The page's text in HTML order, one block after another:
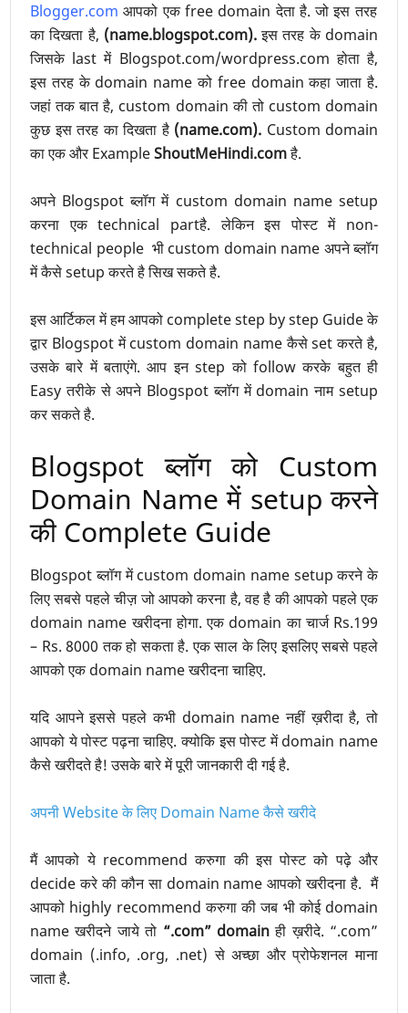
Blogger.com आपको एक free domain देता है. जो इस तरह
का दिखता है, (name.blogspot.com).इस तरह के domain
जिसके last में Blogspot.com/wordpress.com होता है,
इस तरह के domain name को free domain कहा जाता है.
जहां तक बात है, custom domain की तो custom domain
कुछ इस तरह का दिखता है (name.com). Custom domain
का एक और ExampleShoutMeHindi.comहै.
अपने Blogspot ब्लॉग में custom domain name setup
करना एक technical partहै. लेकिन इस पोस्ट में non-
technical people भी custom domain name अपने ब्लॉग
में कैसे setup करते है सिख सकते है.
इस आर्टिकल में हम आपको complete step by step Guide के
द्वार Blogspot में custom domain name कैसे set करते है,
उसके बारे में बताएंगे. आप इन step को follow करके बहुत ही
Easy तरीके से अपने Blogspot ब्लॉग में domain नाम setup
कर सकते है.
Blogspot ब्लॉग को Custom
Domain Name में setup करने
की Complete Guide
Blogspot ब्लॉग में custom domain name setup करने के
लिए सबसे पहले चीज़ जो आपको करना है, वह है की आपको पहले एक
domain name खरीदना होगा. एक domain का चार्ज Rs.199
– Rs. 8000 तक हो सकता है. एक साल के लिए इसलिए सबसे पहले
आपको एक domain name खरीदना चाहिए.
यदि आपने इससे पहले कभी domain name नहीं ख़रीदा है, तो
आपको ये पोस्ट पढ़ना चाहिए. क्योकि इस पोस्ट में domain name
कैसे खरीदते है! उसके बारे में पूरी जानकारी दी गई है.
अपनी Website के लिए Domain Name कैसे खरीदे
मैं आपको ये recommend करुगा की इस पोस्ट को पढ़े और
decide करे की कौन सा domain name आपको खरीदना है. मैं
आपको highly recommend करुगा की जब भी कोई domain
name खरीदने जाये तो “.com” domainही ख़रीदे. “.com”
domain (.info, .org, .net) से अच्छा और प्रोफेशनल माना
जाता है.